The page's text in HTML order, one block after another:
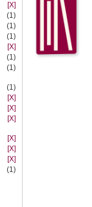
[X]
(1)
(1)
(1)
[X]
(1)
(1)
(1)
[X]
[X]
[X]
[X]
[X]
[X]
(1)